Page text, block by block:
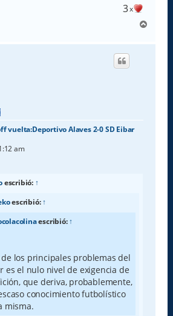
3x
r
vuelta:Deportivo Alaves 2-0 SD Eibar
am
escribió: ↑
escribió:↑
escribió:↑
de los principales problemas del
es el nulo nivel de exigencia de
que deriva, probablemente,
conocimiento futbolístico
misma.